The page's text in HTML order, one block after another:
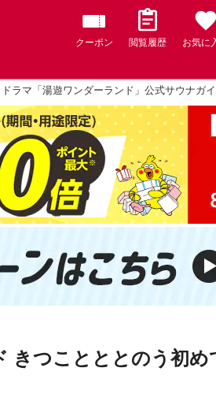
クーポン 閲覧履歴 お気に
ドラマ「湯遊ワンダーランド」公式サウナガ
きつことととのう初め